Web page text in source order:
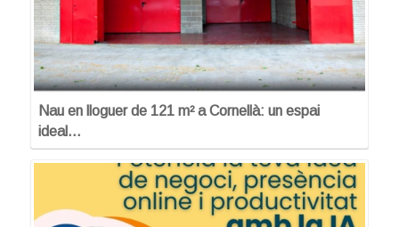
Nau en lloguer de 121 m² a Cornellà: un espai
ideal…